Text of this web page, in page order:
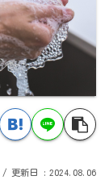
2024.08.06